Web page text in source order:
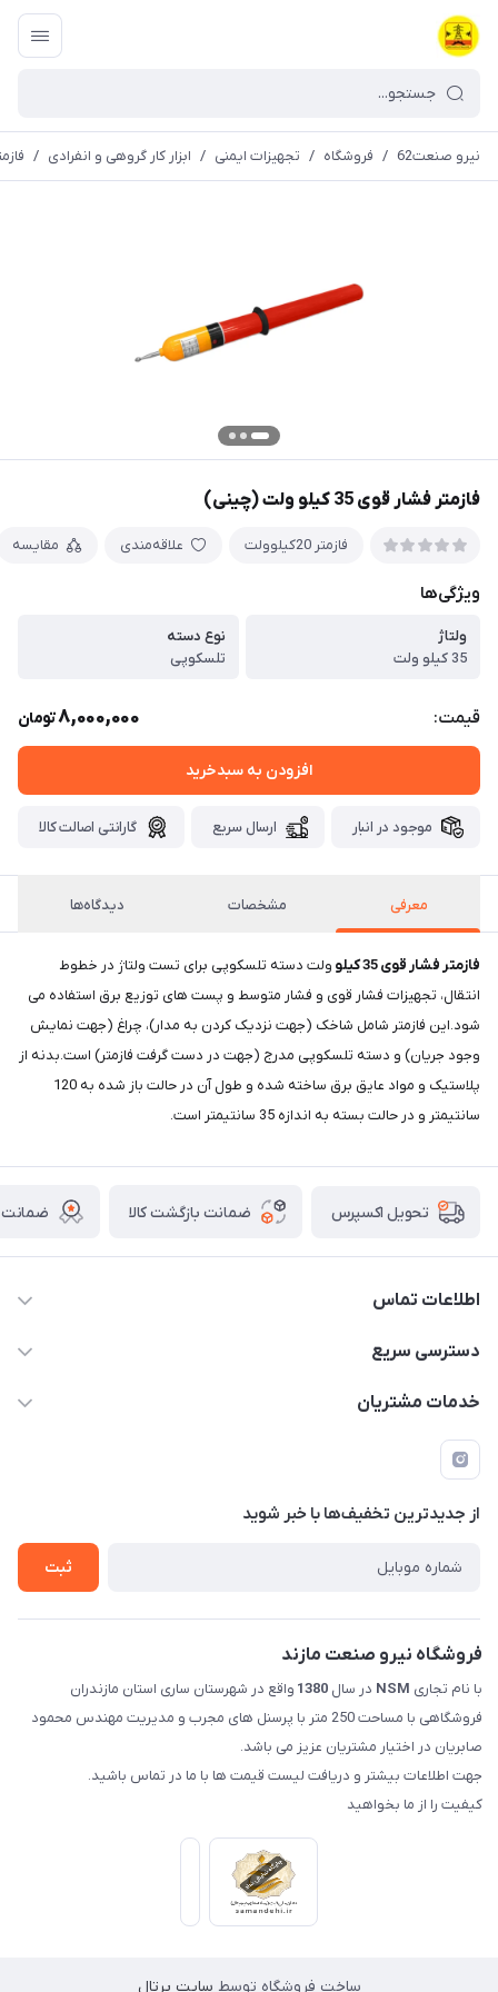
نیرو صنعت62 / فروشگاه / تجهیزات ایمنی / ابزار کار گروهی و انفرادی /
فازمتر فشار قوی 35 کیلو ولت (چینی)
فازمتر 20کیلوولت علاقه‌مندی مقایسه
ویژگی‌ها
ولتاژ
35 کیلو ولت
نوع دسته
تلسکوپی
قیمت: 8,000,000تومان
افزودن به سبدخرید
موجود در انبار ارسال سریع گارانتی اصالت کالا
معرفی مشخصات دیدگاه‌ها
فازمتر فشار قوی 35 کیلو
ولت دسته تلسکوپی برای تست ولتاژ در خطوط
انتقال، تجهیزات فشار قوی و فشار متوسط و پست های توزیع برق استفاده می
شود.این فازمتر شامل شاخک (جهت نزدیک کردن به مدار)، چراغ (جهت نمایش
وجود جریان) و دسته تلسکوپی مدرج (جهت در دست گرفت فازمتر) است.بدنه از
پلاستیک و مواد عایق برق ساخته شده و طول آن در حالت باز شده به 120
سانتیمتر و در حالت بسته به اندازه 35 سانتیمتر است.
تحویل اکسپرس ضمانت بازگشت کالا ضمانت
اطلاعات تماس
011-33376810 /// 09123594705 /// 09030910517
عبوری 32 فروشگاه نیرو صنعت مازند (صابریان)
دسترسی سریع
حساب کاربری
لیست محصولات
درباره ما
خدمات مشتریان
قوانین و مقررات
حریم خصوصی
راهنما
از جدید‌ترین تخفیف‌ها با‌ خبر شوید
ثبت
فروشگاه نیرو صنعت مازند
با نام تجاری NSM در سال 1380 واقع در شهرستان ساری استان مازندران
فروشگاهی با مساحت 250 متر با پرسنل های مجرب و مدیریت مهندس محمود
صابریان در اختیار مشتریان عزیز می باشد.
جهت اطلاعات بیشتر و دریافت لیست قیمت ها با ما در تماس باشید.
کیفیت را از ما بخواهید
ساخت فروشگاه توسط سایت پرتال